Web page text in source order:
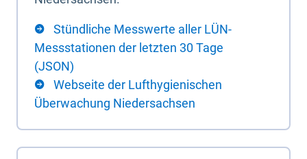
Stündliche Messwerte aller LÜN-
Messstationen der letzten 30 Tage
(JSON)
Webseite der Lufthygienischen
Überwachung Niedersachsen